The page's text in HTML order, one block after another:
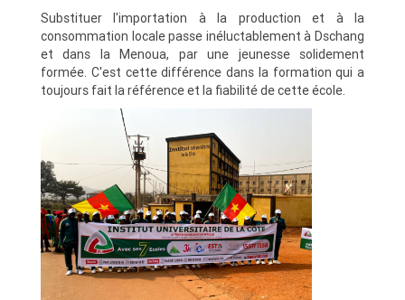
Substituer l'importation à la production et à la
consommation locale passe inéluctablement à Dschang
et dans la Menoua, par une jeunesse solidement
formée. C'est cette différence dans la formation qui a
toujours fait la référence et la fiabilité de cette école.